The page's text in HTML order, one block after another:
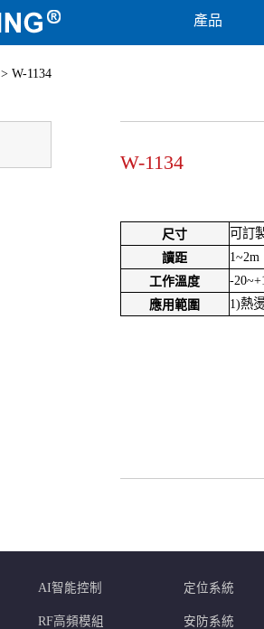
產品
> W-1134
W-1134
尺寸 可訂
讀距 1~2m
工作溫度 -
應用範圍 1)熱
AI智能控制 定位系統
RF高頻模組 安防系統